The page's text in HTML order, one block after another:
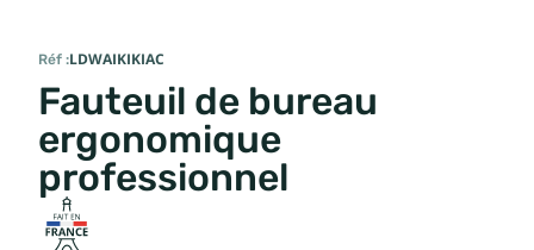
Réf :LDWAIKIKIAC
Fauteuil de bureau
ergonomique
professionnel